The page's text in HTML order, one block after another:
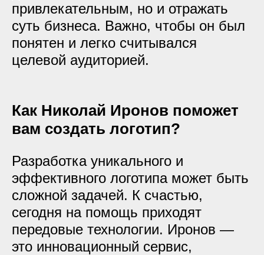
привлекательным, но и отражать
суть бизнеса. Важно, чтобы он был
понятен и легко считывался
целевой аудиторией.
Как Николай Иронов поможет
вам создать логотип?
Разработка уникального и
эффективного логотипа может быть
сложной задачей. К счастью,
сегодня на помощь приходят
передовые технологии. Иронов —
это инновационный сервис,